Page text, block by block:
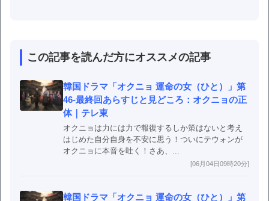
この記事を読んだ方にオススメの記事
韓国ドラマ「オクニョ 運命の女（ひと）」第
46-最終回あらすじと見どころ：オクニョの正
体｜テレ東
オクニョは力には力で報復するしか策はないと考え
はじめた自分自身を不安に思う！ついにテウォンが
オクニョに本音を吐く！さあ、...
[06月04日09時20分]
韓国ドラマ「オクニョ 運命の女（ひと）」第